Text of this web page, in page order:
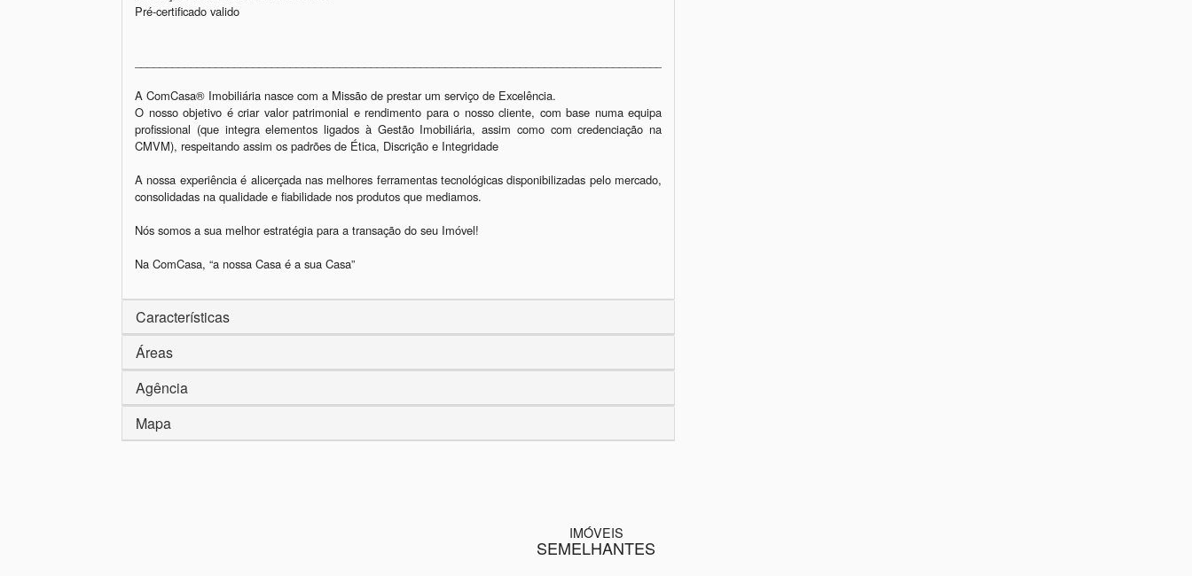
Pré-certificado valido
A ComCasa® Imobiliária nasce com a Missão de prestar um serviço de Excelência.
O nosso objetivo é criar valor patrimonial e rendimento para o nosso cliente, com base numa equipa
profissional (que integra elementos ligados à Gestão Imobiliária, assim como com credenciação na
CMVM), respeitando assim os padrões de Ética, Discrição e Integridade
A nossa experiência é alicerçada nas melhores ferramentas tecnológicas disponibilizadas pelo mercado,
consolidadas na qualidade e fiabilidade nos produtos que mediamos.
Nós somos a sua melhor estratégia para a transação do seu Imóvel!
Na ComCasa, “a nossa Casa é a sua Casa”
Características
Áreas
Agência
Mapa
IMÓVEIS
SEMELHANTES